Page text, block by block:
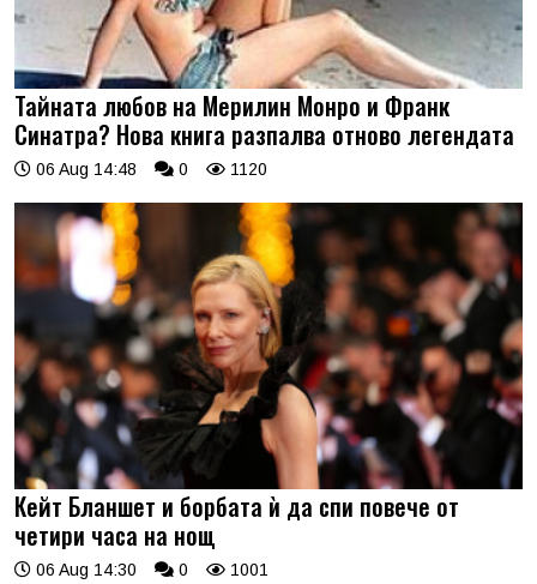
Тайната любов на Мерилин Монро и Франк
Синатра? Нова книга разпалва отново легендата
06 Aug 14:48 0 1120
Кейт Бланшет и борбата ѝ да спи повече от
четири часа на нощ
06 Aug 14:30 0 1001